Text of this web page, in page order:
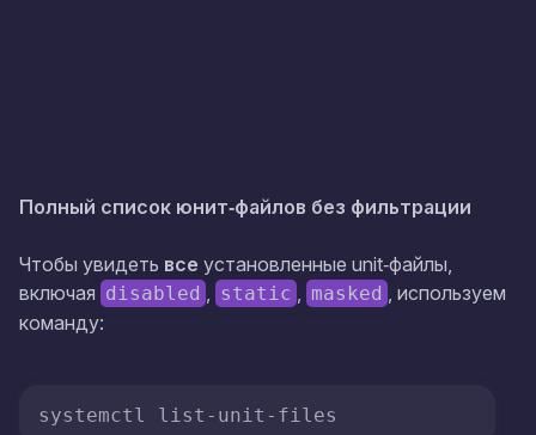
Полный список юнит‑файлов без фильтрации
Чтобы увидеть все установленные unit‑файлы,
включая disabled , static , masked , используем
команду:
systemctl list-unit-files